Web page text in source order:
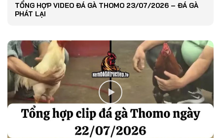
TỔNG HỢP VIDEO ĐÁ GÀ THOMO 23/07/2026 – ĐÁ GÀ
PHÁT LẠI